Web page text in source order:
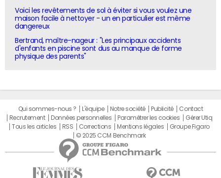
Voici les revêtements de sol à éviter si vous voulez une
maison facile à nettoyer - un en particulier est même
dangereux
Bertrand, maître-nageur : "Les principaux accidents
d'enfants en piscine sont dus au manque de forme
physique des parents"
Qui sommes-nous ? L'équipe Notre société Publicité
Contact
Recrutement
Données personnelles Paramétrer les cookies
Gérer Utiq
Tous les articles
RSS Corrections Mentions légales
Groupe Figaro
© 2025 CCM Benchmark